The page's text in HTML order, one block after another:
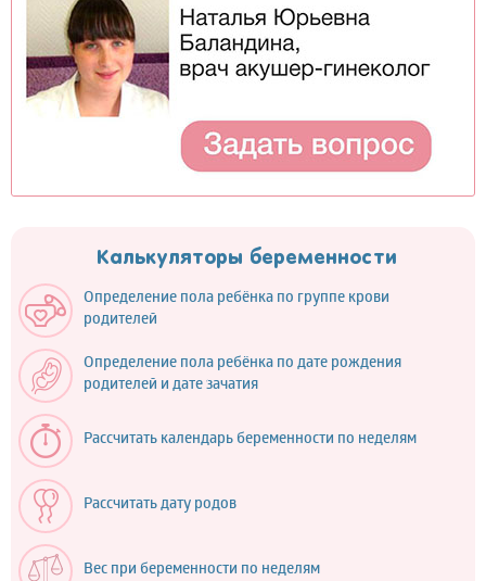
Калькуляторы беременности
Определение пола ребёнка по группе крови
родителей
Определение пола ребёнка по дате рождения
родителей и дате зачатия
Рассчитать календарь беременности по неделям
Рассчитать дату родов
Вес при беременности по неделям